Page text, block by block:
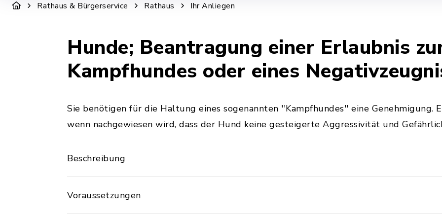
Rathaus & Bürgerservice Rathaus Ihr Anliegen
Hunde; Beantragung einer Erlaubnis
Kampfhundes oder eines
Sie benötigen für die Haltung eines sogenannten ''Kampfhundes'' eine Genehmigung.
wenn nachgewiesen wird, dass der Hund keine gesteigerte Aggressivität und
Beschreibung
Voraussetzungen